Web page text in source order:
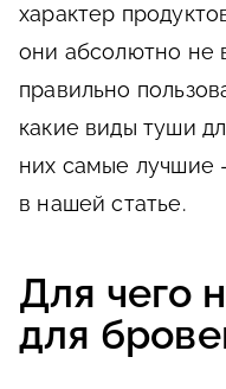
характер
они абсолютно не
правильно
какие виды туши
них самые лучшие
в нашей статье.
Для чего
для